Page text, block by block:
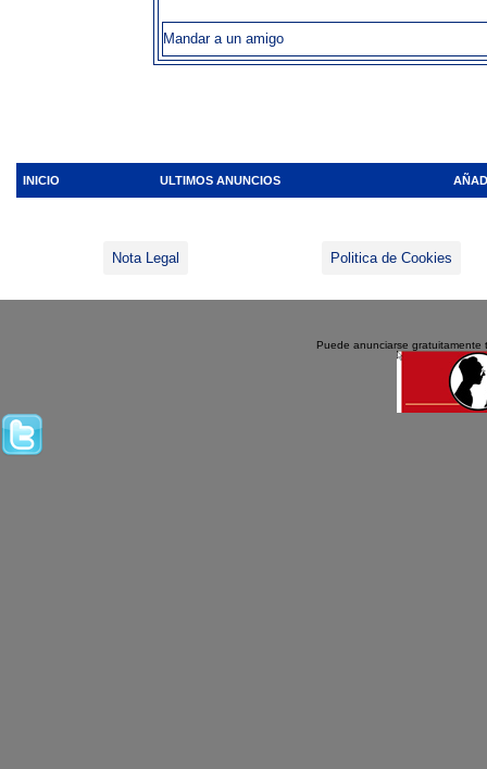
Mandar a un amigo
INICIO ULTIMOS ANUNCIOS
Nota Legal Politica de Cookies
Puede anunciarse